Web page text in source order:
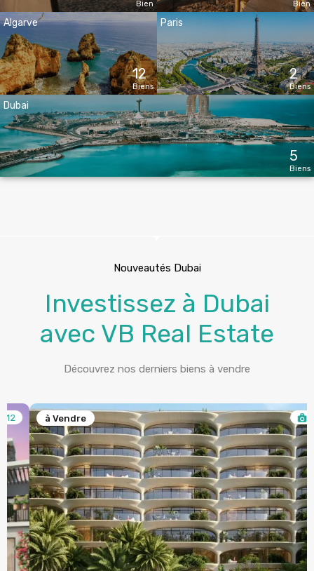
Bien Bien
Algarve
12
Biens
Paris
2
Biens
Dubai
5
Biens
Nouveautés Dubai
Investissez à Dubai
avec VB Real Estate
Découvrez nos derniers biens à vendre
à Vendre 6